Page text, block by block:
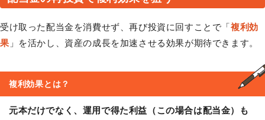
受け取った配当金を消費せず、再び投資に回すことで「複利効
果 」を活かし、資産の成長を加速させる効果が期待できます。
複利効果とは？
元本だけでなく、運用で得た利益（この場合は配当金）も